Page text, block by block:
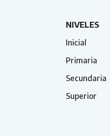
NIVELES
Inicial
Primaria
Secundaria
Superior